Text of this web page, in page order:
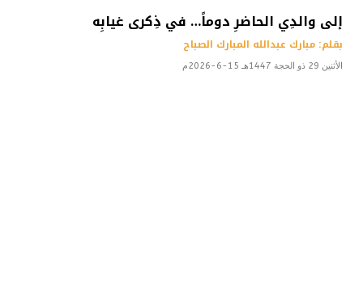
إلى والدِي الحاضرِ دوماً… في ذِكرى غيابِه
بقلم: مبارك عبدالله المبارك الصباح
الأثنين 29 ذو الحجة 1447هـ 15-6-2026م